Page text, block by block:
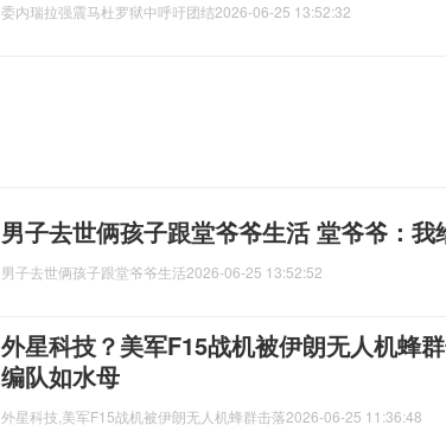
委内瑞拉强震马杜罗狱中呼吁团结2026-06-25 13:52:32
男子去世俩孩子跟堂爷爷生活 堂爷爷：我
男子去世俩孩子跟堂爷爷生活2026-06-25 13:52:52
外星科技？美军F15战机被伊朗无人机蜂
编队如水母
外星科技,美军F15战机被伊朗无人机蜂群击落2026-06-25 11:36:48